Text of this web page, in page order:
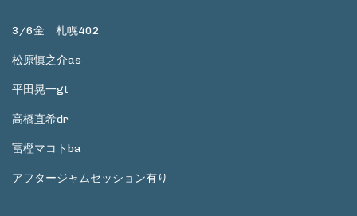
3/6金 札幌402
松原慎之介as
平田晃一gt
高橋直希dr
冨樫マコトba
アフタージャムセッション有り